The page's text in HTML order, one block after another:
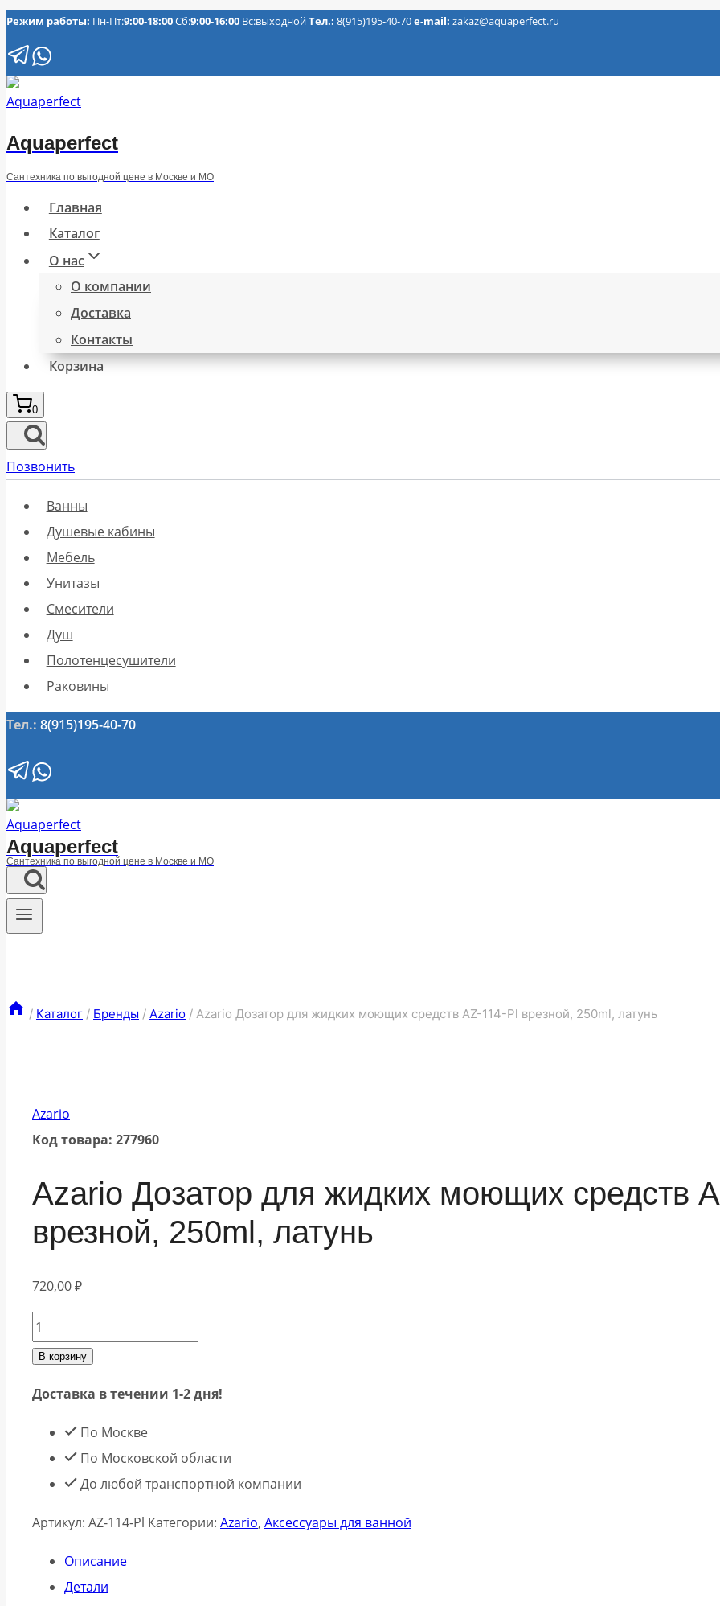
Перейти
к
содержимому
Режим работы: Пн-Пт:9:00-18:00Сб:9:00-16:00 Вс:выходнойТел.: 8(915)195-40-70e-mail: zakaz@aquaperfect.ru
Aquaperfect
Сантехника по выгодной цене в Москве и МО
Главная
Каталог
О нас
О компании
Доставка
Контакты
Корзина
0
Позвонить
Ванны
Душевые кабины
Мебель
Унитазы
Смесители
Душ
Полотенцесушители
Раковины
Тел.: 8(915)195-40-70
Aquaperfect
Сантехника по выгодной цене в Москве и МО
/ Каталог / Бренды / Azario / Azario Дозатор для жидких моющих средств AZ-114-Pl врезной, 250ml, латунь
Azario
Код товара: 277960
Azario Дозатор для жидких моющих средств
врезной, 250ml, латунь
720,00₽
Количество
товара
Дозатор
для
жидких
моющих
AZ-
114-
В корзину
Доставка в течении 1-2 дня!
По Москве
По Московской области
До любой транспортной компании
Артикул: AZ-114-Pl Категории: Azario, Аксессуары для ванной
Описание
Детали